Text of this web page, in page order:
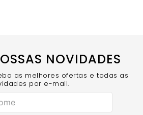
NOVIDADES
as melhores ofertas e todas as
por e-mail.